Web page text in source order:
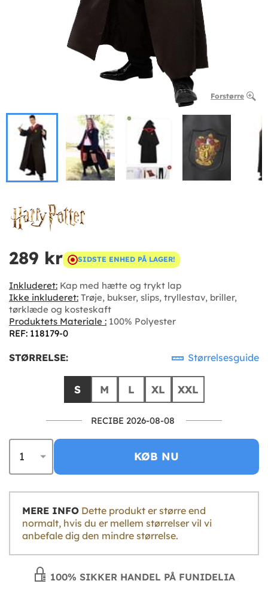
Forstørre
289 kr SIDSTE ENHED PÅ LAGER!
Inkluderet: Kap med hætte og trykt lap
Ikke inkluderet: Trøje, bukser, slips, tryllestav, briller,
tørklæde og kosteskaft
Produktets Materiale : 100% Polyester
REF: 118179-0
STØRRELSE: Størrelsesguide
S M L XL XXL
RECIBE 2026-08-08
KØB NU
MERE INFO
normalt, hvis du er mellem størrelser vil vi
anbefale dig den mindre størrelse.
100% SIKKER HANDEL PÅ FUNIDELIA